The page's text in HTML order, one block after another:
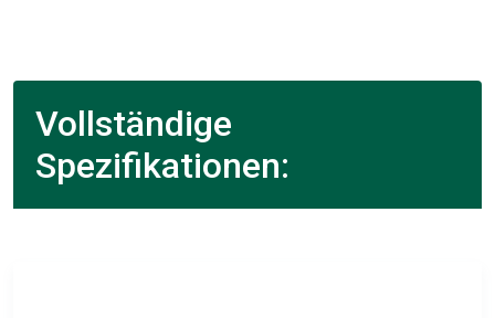
Vollständige
Spezifikationen: